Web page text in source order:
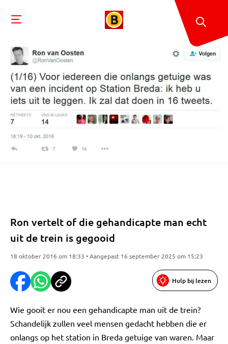
Ron vertelt of die gehandicapte man echt
uit de trein is gegooid
18 oktober 2016 om 18:33 • Aangepast 16 september 2025 om 15:23
Hulp bij lezen
Wie gooit er nou een gehandicapte man uit de trein?
Schandelijk zullen veel mensen gedacht hebben die er
onlangs op het station in Breda getuige van waren. Maar